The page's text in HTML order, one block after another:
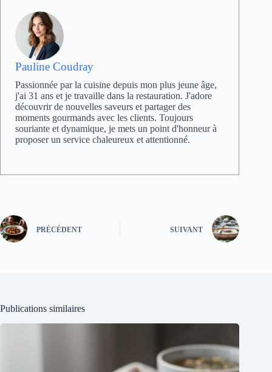
Pauline Coudray
Passionnée par la cuisine depuis mon plus jeune âge,
j'ai 31 ans et je travaille dans la restauration. J'adore
découvrir de nouvelles saveurs et partager des
moments gourmands avec les clients. Toujours
souriante et dynamique, je mets un point d'honneur à
proposer un service chaleureux et attentionné.
PRÉCÉDENT SUIVANT
Publications similaires